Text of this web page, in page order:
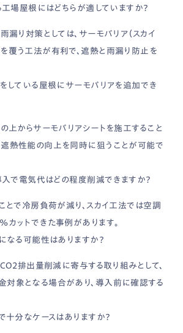
場屋根にはどちらが適していますか？
り対策としては、サーモバリア（スカイ
覆う工法が有利で、遮熱と雨漏り防止を
している屋根にサーモバリアを追加でき
上からサーモバリアシートを施工すること
遮熱性能の向上を同時に狙うことが可能で
で電気代はどの程度削減できますか？
とで冷房負荷が減り、スカイ工法では空調
ットできた事例があります。
る可能性はありますか？
排出量削減に寄与する取り組みとして、
対象となる場合があり、導入前に確認する
分なケースはありますか？